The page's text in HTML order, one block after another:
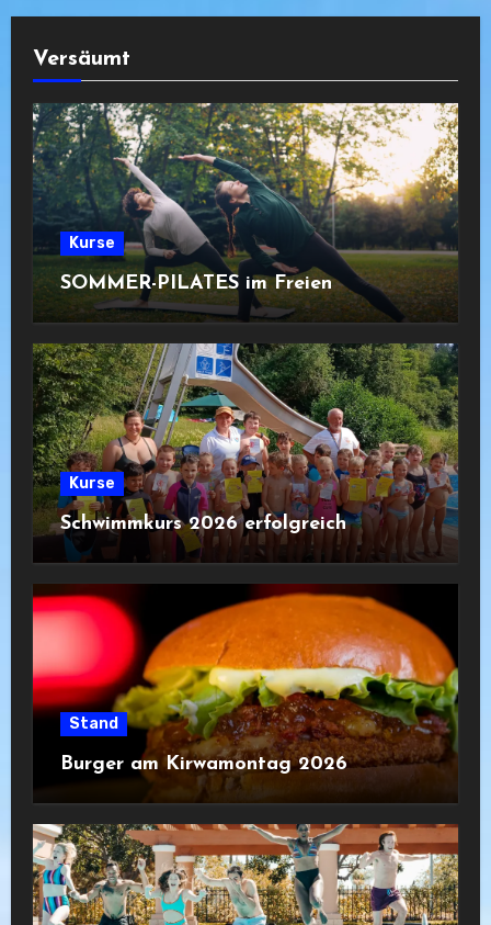
Versäumt
Kurse
SOMMER-PILATES im Freien
Kurse
Schwimmkurs 2026 erfolgreich
Stand
Burger am Kirwamontag 2026